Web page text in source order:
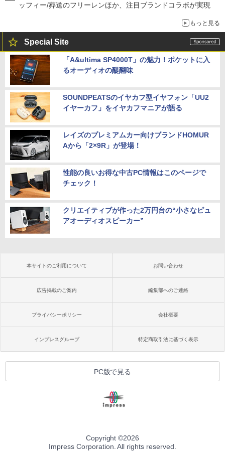
ッフィー/葬送のフリーレンほか、注目ブランドコラボが実現
もっと見る
Special Site
「A&ultima SP4000T」の魅力！ポケットに入
るオーディオの醍醐味
SOUNDPEATSのイヤカフ型イヤフォン「UU2
イヤーカフ」をイヤカフマニアが語る
レイズのプレミアムカー向けブランドHOMUR
Aから「2×9R」が登場！
性能の良いお得な中古PC情報はこのページで
チェック！
クリエイティブが作った2万円台の“小さなピュ
アオーディオスピーカー”
本サイトのご利用について お問い合わせ
広告掲載のご案内 編集部へのご連絡
プライバシーポリシー 会社概要
インプレスグループ 特定商取引法に基づく表示
PC版で見る
Copyright ©2026
Impress Corporation. All rights reserved.